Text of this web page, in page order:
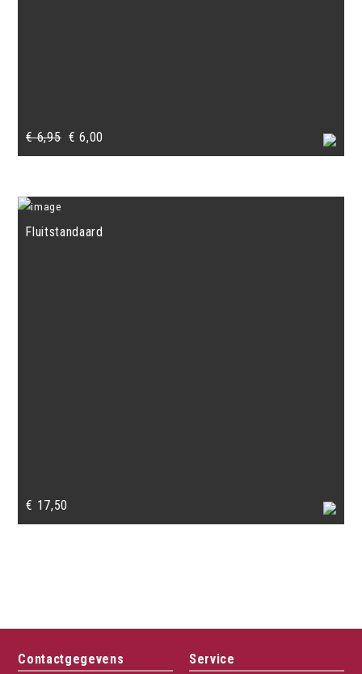
€6,95 Oorspronkelijke
prijs
€ 6,95.
€ 6,00
prijs
€ 6,00.
Fluitstandaard
€ 17,50
Contactgegevens
Service